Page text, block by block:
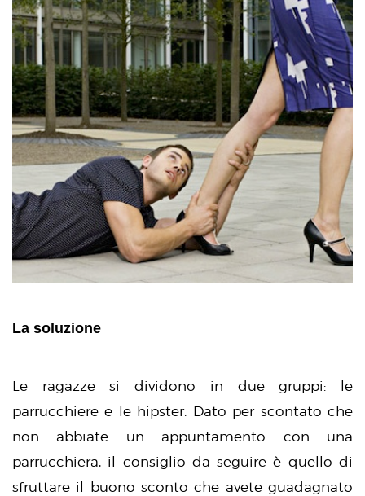
La soluzione
Le ragazze si dividono in due gruppi: le
parrucchiere e le hipster. Dato per scontato che
non abbiate un appuntamento con una
parrucchiera, il consiglio da seguire è quello di
sfruttare il buono sconto che avete guadagnato